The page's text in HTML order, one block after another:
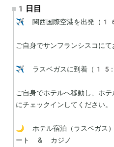
1日目
✈️ 関西国際空港を出発
ご自身でサンフランシスコにて
✈️ ラスベガスに到着（
ご自身でホテルへ移動し、ホ
にチェックインしてください。
🌙 ホテル宿泊（ラスベガ
ート & カジノ